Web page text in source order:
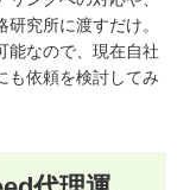
究所に渡すだけ。
能なので、現在自社
も依頼を検討してみ